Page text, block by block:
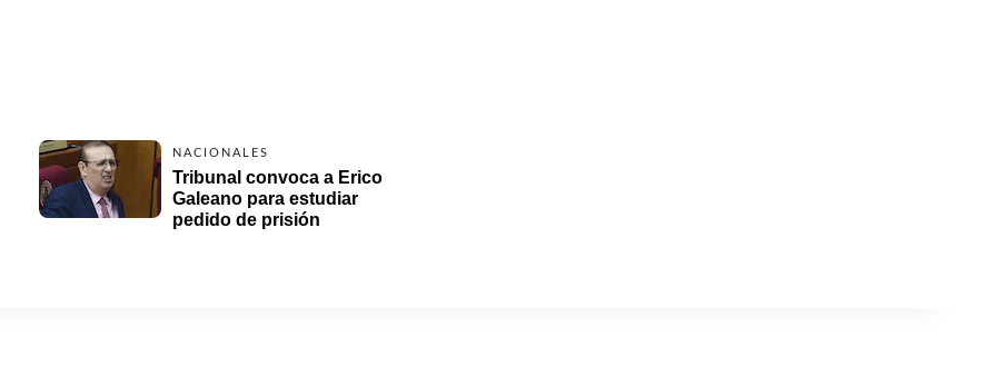
NACIONALES
Tribunal convoca a Erico
Galeano para estudiar
pedido de prisión